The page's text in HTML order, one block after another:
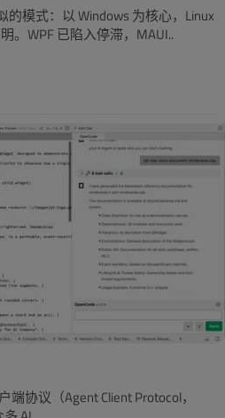
的模式：以 Windows 为核心，Linux
。WPF 已陷入停滞，MAUI..
协议（Agent Client Protocol，